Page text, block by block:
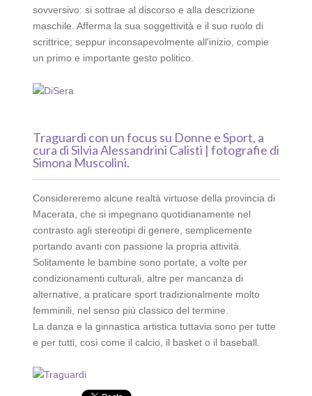
sovversivo: si sottrae al discorso e alla descrizione
maschile. Afferma la sua soggettività e il suo ruolo di
scrittrice; seppur inconsapevolmente all'inizio, compie
un primo e importante gesto politico.
Traguardi con un focus su Donne e Sport, a
cura di Silvia Alessandrini Calisti | fotografie di
Simona Muscolini.
Considereremo alcune realtà virtuose della provincia di
Macerata, che si impegnano quotidianamente nel
contrasto agli stereotipi di genere, semplicemente
portando avanti con passione la propria attività.
Solitamente le bambine sono portate, a volte per
condizionamenti culturali, altre per mancanza di
alternative, a praticare sport tradizionalmente molto
femminili, nel senso più classico del termine.
La danza e la ginnastica artistica tuttavia sono per tutte
e per tutti, così come il calcio, il basket o il baseball.